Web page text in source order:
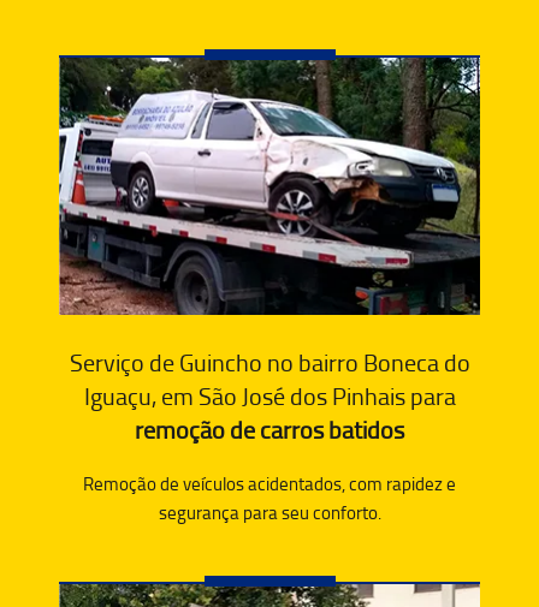
Serviço de Guincho no bairro Boneca do
Iguaçu, em São José dos Pinhais para
remoção de carros batidos
Remoção de veículos acidentados, com rapidez e
segurança para seu conforto.